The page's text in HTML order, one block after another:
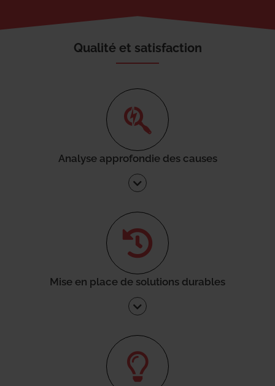
Qualité et satisfaction
Analyse approfondie des causes
Mise en place de solutions durables